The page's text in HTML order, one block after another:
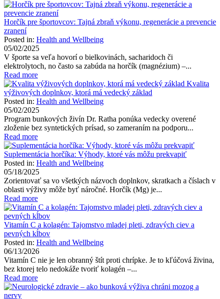
Horčík pre športovcov: Tajná zbraň výkonu, regenerácie a prevencie
zranení
Posted in: Health and Wellbeing
05/02/2025
V športe sa veľa hovorí o bielkovinách, sacharidoch či
elektrolytoch, no často sa zabúda na horčík (magnézium) –...
Read more
Kvalita
výživových doplnkov, ktorá má vedecký základ
Posted in: Health and Wellbeing
05/02/2025
Program bunkových živín Dr. Ratha ponúka vedecky overené
zloženie bez syntetických prísad, so zameraním na podporu...
Read more
Suplementácia horčíka: Výhody, ktoré vás môžu prekvapiť
Posted in: Health and Wellbeing
05/18/2025
Zorientovať sa vo všetkých názvoch doplnkov, skratkach a číslach v
oblasti výživy môže byť náročné. Horčík (Mg) je...
Read more
Vitamín C a kolagén: Tajomstvo mladej pleti, zdravých ciev a
pevných kĺbov
Posted in: Health and Wellbeing
06/13/2026
Vitamín C nie je len obranný štít proti chrípke. Je to kľúčová živina,
bez ktorej telo nedokáže tvoriť kolagén –...
Read more